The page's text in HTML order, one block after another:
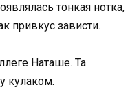
тонкая нотка,
привкус зависти.
Наташе. Та
кулаком.